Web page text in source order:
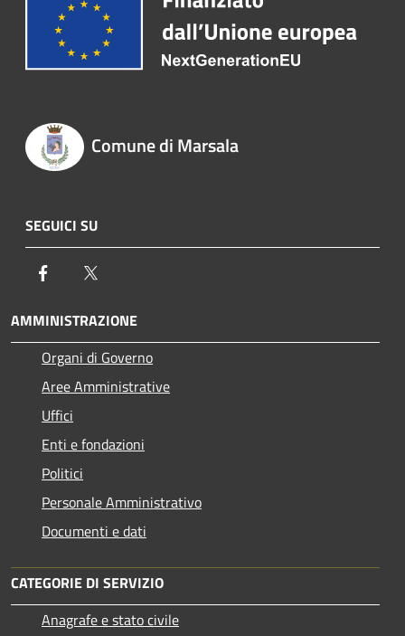
Comune di Marsala
SEGUICI SU
Facebook
AMMINISTRAZIONE
Organi di Governo
Aree Amministrative
Uffici
Enti e fondazioni
Politici
Personale Amministrativo
Documenti e dati
CATEGORIE DI SERVIZIO
Anagrafe e stato civile